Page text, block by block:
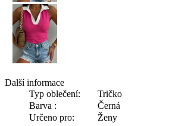
Další informace
Typ oblečení:
Tričko
Barva :
Černá
Určeno pro:
Ženy